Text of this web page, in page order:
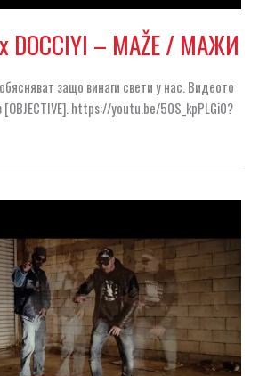
x DOCCIYI – MAŽE / МАЖИ
обясняват защо винаги свети у нас. Видеото
https://youtu.be/50S_kpPLGi0?